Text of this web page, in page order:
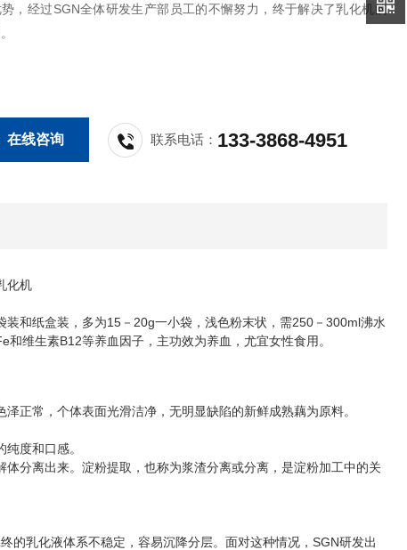
，经过SGN全体研发生产部员工的不懈努力，终于解决了乳化机的
在线咨询 联系电话： 133-3868-4951
化机
装和纸盒装，多为15 － 20g一小袋，浅色粉末状，需250 － 300ml沸水
和维生素B12等养血因子，主功效为养血，尤宜女性食用。
正常，个体表面光滑洁净，无明显缺陷的新鲜成熟藕为原料。
度和口感。
分离出来。淀粉提取，也称为浆渣分离或分离，是淀粉加工中的关
的乳化液体系不稳定，容易沉降分层。面对这种情况，SGN研发出